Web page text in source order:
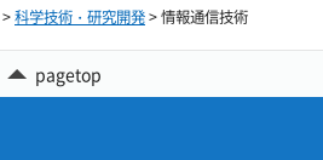
>科学技術・研究開発> 情報通信技術
pagetop